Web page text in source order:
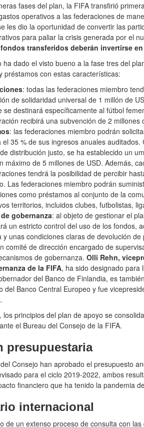
fases del plan, la FIFA transfirió
operativos a las federaciones de
les dio la oportunidad de convertir las
para paliar la crisis generada por el
transferidos deberán invertirse
ha dado el visto bueno a la fase tres del
préstamos con estas características:
: todas las federaciones miembro
de solidaridad universal de 1 millón de
se destinará específicamente al fútbol
recibirá una subvención de 2 millones
: las federaciones miembro podrán
el 35 % de sus ingresos anuales
distribución justo, se ha establecido un
máximo de 5 millones de USD. Además,
tendrá la posibilidad de percibir
Las federaciones miembro podrán
como préstamos al conjunto de la
territorios, incluidos clubes, futbolistas,
gobernanza: al objeto de gestionar el
un estricto control del uso de los fondos,
y unas condiciones claras de devolución
comité de dirección encargado de
de gobernanza. Olli Rehn,
de la FIFA, ha sido designado para
del Banco de Finlandia, es
del Banco Central Europeo y fue
los principios del plan de apoyo se
el Bureau del Consejo de la FIFA.
presupuestaria
Consejo han aprobado el presupuesto
para el ciclo 2019-2022, ambos
financiero que ha tenido la pandemia
internacional
de un extenso proceso de consulta con